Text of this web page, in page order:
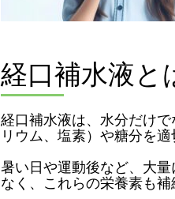
経口補水液と
経口補水液は、水分だけ
リウム、塩素）や糖分を
暑い日や運動後など、大
なく、これらの栄養素も補